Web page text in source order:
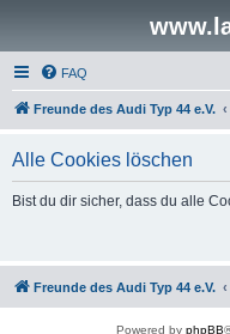
FAQ
Freunde des Audi Typ 44 e.V.
Alle Cookies löschen
Bist du dir sicher, dass du alle
Freunde des Audi Typ 44 e.V.
Powered by phpBB